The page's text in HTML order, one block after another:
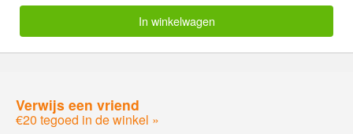
In winkelwagen
Verwijs een vriend
€20 tegoed in de winkel »